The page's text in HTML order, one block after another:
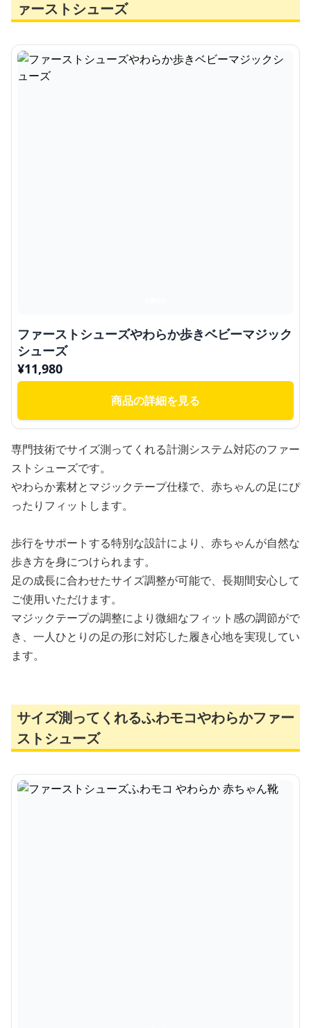
ァーストシューズ
ファーストシューズやわらか歩きベビーマジック
シューズ
¥11,980
商品の詳細を見る
専門技術でサイズ測ってくれる計測システム対応のファー
ストシューズです。
やわらか素材とマジックテープ仕様で、赤ちゃんの足にぴ
ったりフィットします。
歩行をサポートする特別な設計により、赤ちゃんが自然な
歩き方を身につけられます。
足の成長に合わせたサイズ調整が可能で、長期間安心して
ご使用いただけます。
マジックテープの調整により微細なフィット感の調節がで
き、一人ひとりの足の形に対応した履き心地を実現してい
ます。
サイズ測ってくれるふわモコやわらかファー
ストシューズ